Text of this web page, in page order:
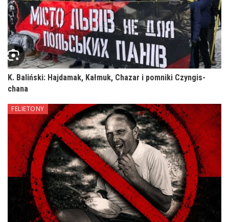
K. Baliński: Hajdamak, Kałmuk, Chazar i pomniki Czyngis-
chana
FELIETONY